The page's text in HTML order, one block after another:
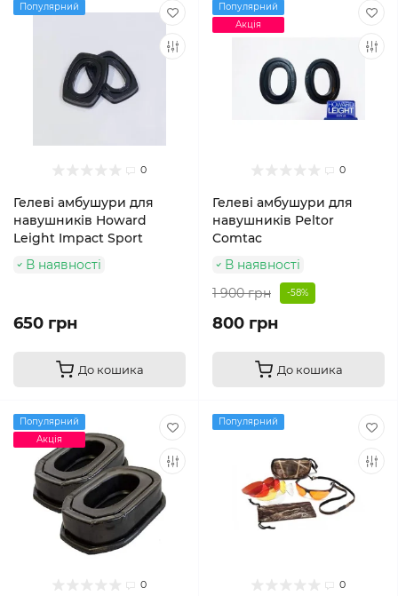
Популярний
0
Гелеві амбушури для
навушників Howard
Leight Impact Sport
В наявності
650 грн
До кошика
Популярний
Акція
0
Гелеві амбушури для
навушників Peltor
Comtac
В наявності
1 900 грн
-58%
800 грн
До кошика
Популярний
Акція
0
Популярний
0